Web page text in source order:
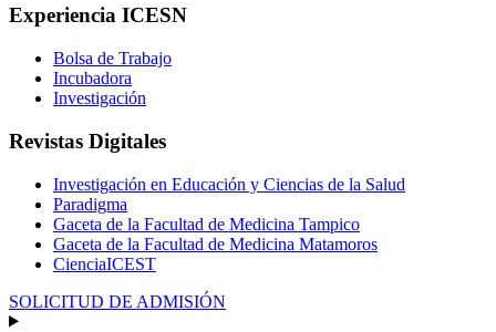
Experiencia ICESN
Bolsa de Trabajo
Incubadora
Investigación
Revistas Digitales
Investigación en Educación y Ciencias de la Salud
Paradigma
Gaceta de la Facultad de Medicina Tampico
Gaceta de la Facultad de Medicina Matamoros
CienciaICEST
SOLICITUD DE ADMISIÓN